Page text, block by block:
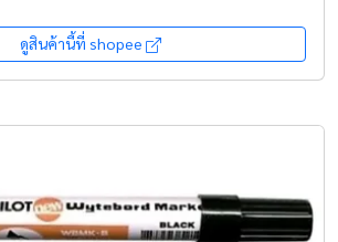
ดูสินค้านี้ที่ shopee